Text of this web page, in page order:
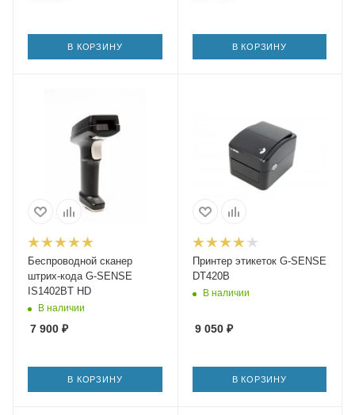
В КОРЗИНУ В КОРЗИНУ
Беспроводной сканер
штрих-кода G-SENSE
IS1402BT HD
В наличии
7 900 ₽
В КОРЗИНУ
Принтер этикеток G-SENSE
DT420B
В наличии
9 050₽
В КОРЗИНУ